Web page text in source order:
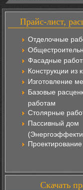
Прайс-лист,
Отделочные
Фасадные
Конструкции из
Изготовление
Базовые
работам
Столярные
Пассивный дом
Проектирование
Скачать